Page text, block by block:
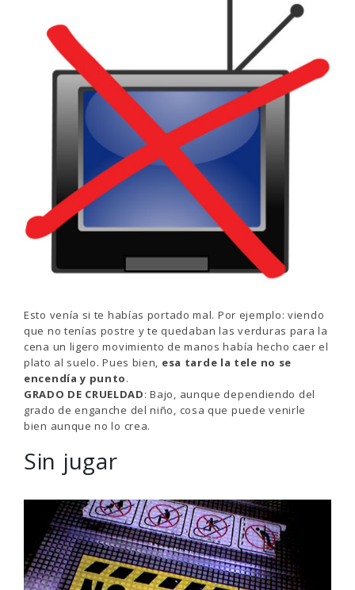
Esto venía si te habías portado mal. Por ejemplo: viendo
que no tenías postre y te quedaban las verduras para la
cena un ligero movimiento de manos había hecho caer el
plato al suelo. Pues bien, esa tarde la tele no se
encendía y punto.
GRADO DE CRUELDAD: Bajo, aunque dependiendo del
grado de enganche del niño, cosa que puede venirle
bien aunque no lo crea.
Sin jugar